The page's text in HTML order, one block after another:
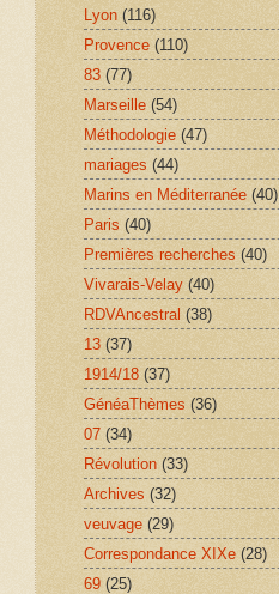
Lyon (116)
Provence (110)
83 (77)
Marseille (54)
Méthodologie (47)
mariages (44)
Marins en Méditerranée (40)
Paris (40)
Premières recherches (40)
Vivarais-Velay (40)
RDVAncestral (38)
13 (37)
1914/18 (37)
GénéaThèmes (36)
07 (34)
Révolution (33)
Archives (32)
veuvage (29)
Correspondance XIXe (28)
69 (25)